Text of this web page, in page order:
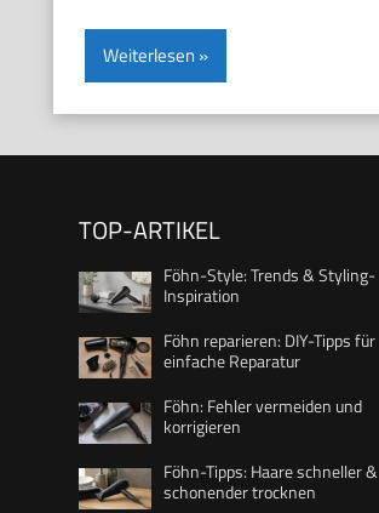
Weiterlesen
TOP-ARTIKEL
Föhn-Style: Trends & Styling-
Inspiration
Föhn reparieren: DIY-Tipps für
einfache Reparatur
Föhn: Fehler vermeiden und
korrigieren
Föhn-Tipps: Haare schneller &
schonender trocknen